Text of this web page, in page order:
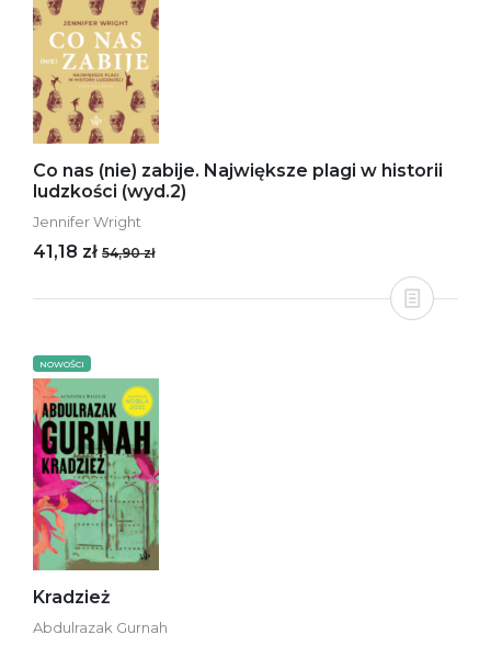
Co nas (nie) zabije. Największe plagi w historii
ludzkości (wyd.2)
Jennifer Wright
41,18 zł 54,90 zł
NOWOŚCI
Kradzież
Abdulrazak Gurnah